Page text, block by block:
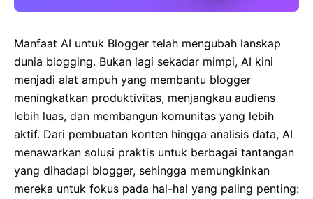
Manfaat AI untuk Blogger telah mengubah lanskap
dunia blogging. Bukan lagi sekadar mimpi, AI kini
menjadi alat ampuh yang membantu blogger
meningkatkan produktivitas, menjangkau audiens
lebih luas, dan membangun komunitas yang lebih
aktif. Dari pembuatan konten hingga analisis data, AI
menawarkan solusi praktis untuk berbagai tantangan
yang dihadapi blogger, sehingga memungkinkan
mereka untuk fokus pada hal-hal yang paling penting: